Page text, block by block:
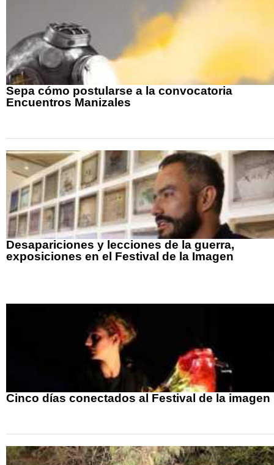
Sepa cómo postularse a la convocatoria
Encuentros Manizales
Desapariciones y lecciones de la guerra,
exposiciones en el Festival de la Imagen
Cinco días conectados al Festival de la imagen